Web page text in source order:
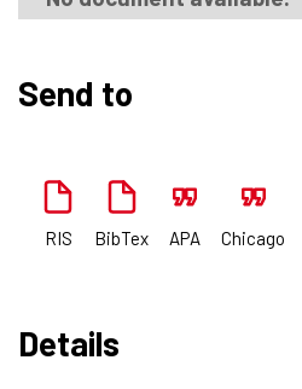
Send to
RIS BibTex APA Chicago
Details